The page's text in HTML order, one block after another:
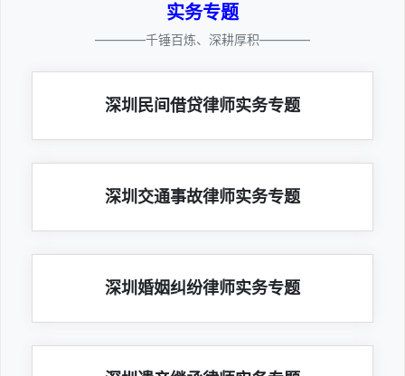
实务专题
————千锤百炼、深耕厚积————
深圳民间借贷律师实务专题
深圳交通事故律师实务专题
深圳婚姻纠纷律师实务专题